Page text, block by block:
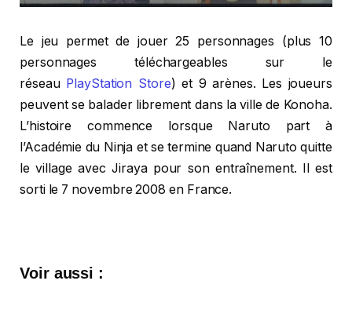
Le jeu permet de jouer 25 personnages (plus 10
personnages téléchargeables sur le
réseau PlayStation Store) et 9 arènes. Les joueurs
peuvent se balader librement dans la ville de Konoha.
L’histoire commence lorsque Naruto part à
l’Académie du Ninja et se termine quand Naruto quitte
le village avec Jiraya pour son entraînement. Il est
sorti le 7 novembre 2008 en France.
Voir aussi :